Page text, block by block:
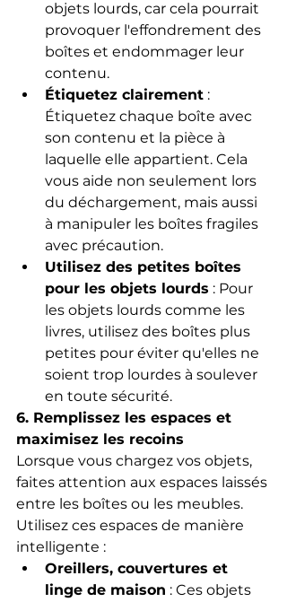
objets lourds, car cela pourrait
provoquer l'effondrement des
boîtes et endommager leur
contenu.
Étiquetez clairement :
Étiquetez chaque boîte avec
son contenu et la pièce à
laquelle elle appartient. Cela
vous aide non seulement lors
du déchargement, mais aussi
à manipuler les boîtes fragiles
avec précaution.
Utilisez des petites boîtes
pour les objets lourds : Pour
les objets lourds comme les
livres, utilisez des boîtes plus
petites pour éviter qu'elles ne
soient trop lourdes à soulever
en toute sécurité.
6. Remplissez les espaces et
maximisez les recoins
Lorsque vous chargez vos objets,
faites attention aux espaces laissés
entre les boîtes ou les meubles.
Utilisez ces espaces de manière
intelligente :
Oreillers, couvertures et
linge de maison : Ces objets